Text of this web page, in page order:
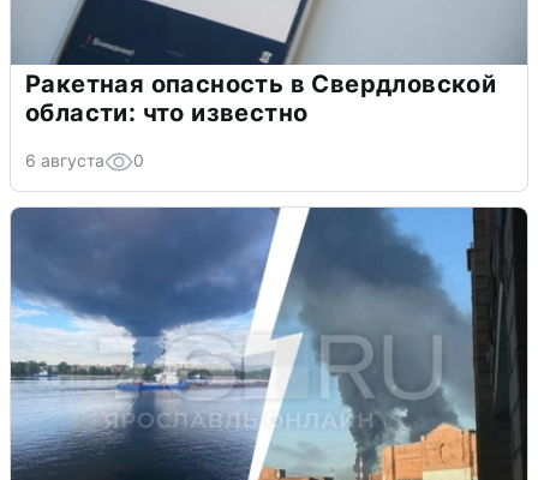
Ракетная опасность в Свердловской
области: что известно
6 августа 0